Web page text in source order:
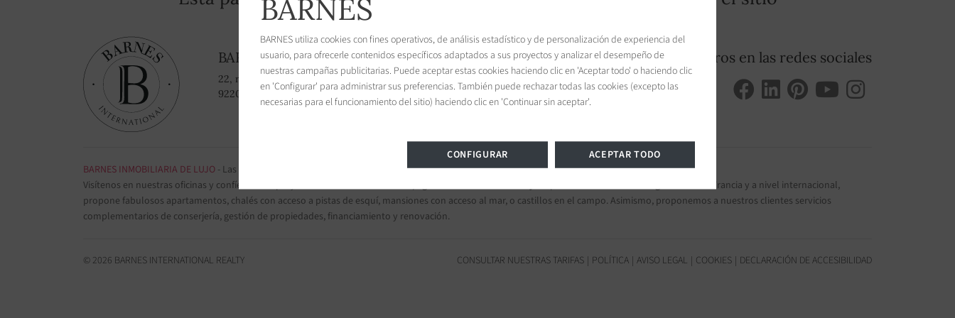
BARNES Paris
22, rue de l'hôtel de ville
92200 Neuilly-sur-Seine, France
Únanse a nosotros en las redes sociales
BARNES INMOBILIARIA DE LUJO - Las más bellas propiedades exclusivas y apartamentos de lujo
Visítenos en nuestras oficinas y confíenos sus proyectos de inversión.BARNES, agencia inmobiliaria de lujoespecializada enbienes de gama altaen Francia y a nivel internacional,
propone fabulosos apartamentos, chalés con acceso a pistas de esquí, mansiones con acceso al mar, o castillos en el campo. Asimismo, proponemos a nuestros clientes servicios
complementarios de conserjería, gestión de propiedades, financiamiento y renovación.
© 2026 BARNES INTERNATIONAL REALTY CONSULTAR NUESTRAS TARIFAS POLÍTICA AVISO LEGAL COOKIES DECLARACIÓN DE ACCESIBILIDAD
BARNES
BARNES utiliza cookies con fines operativos, de análisis estadístico y de personalización de experiencia del
usuario, para ofrecerle contenidos específicos adaptados a sus proyectos y analizar el desempeño de
nuestras campañas publicitarias. Puede aceptar estas cookies haciendo clic en 'Aceptar todo' o haciendo clic
en 'Configurar' para administrar sus preferencias. También puede rechazar todas las cookies (excepto las
necesarias para el funcionamiento del sitio) haciendo clic en 'Continuar sin aceptar'.
CONFIGURAR ACEPTAR TODO